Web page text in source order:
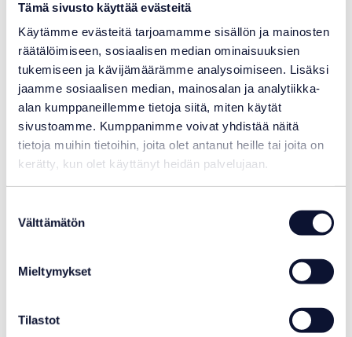
Tämä sivusto käyttää evästeitä
Käytämme evästeitä tarjoamamme sisällön ja mainosten
räätälöimiseen, sosiaalisen median ominaisuuksien
tukemiseen ja kävijämäärämme analysoimiseen. Lisäksi
jaamme sosiaalisen median, mainosalan ja analytiikka-
alan kumppaneillemme tietoja siitä, miten käytät
sivustoamme. Kumppanimme voivat yhdistää näitä
tietoja muihin tietoihin, joita olet antanut heille tai joita on
kerätty, kun olet käyttänyt heidän palvelujaan.
valinta
Välttämätön
Mieltymykset
Tilastot
Blaster Max -suodatinpussi
42,00€
Varastotilanne:
Varastossa